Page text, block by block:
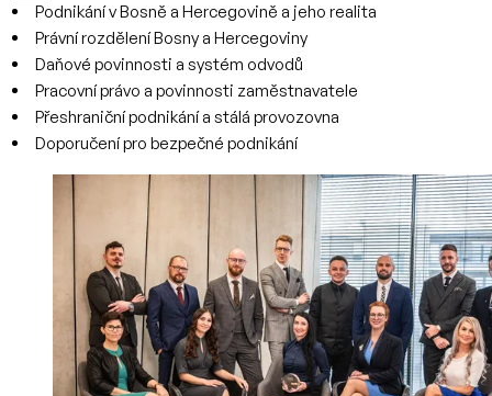
Podnikání v Bosně a Hercegovině a jeho realita
Právní rozdělení Bosny a Hercegoviny
Daňové povinnosti a systém odvodů
Pracovní právo a povinnosti zaměstnavatele
Přeshraniční podnikání a stálá provozovna
Doporučení pro bezpečné podnikání